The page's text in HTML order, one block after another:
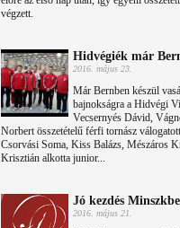
végzett.
Hidvégiék már
2016. május 23.
Már Bernben készül
bajnokságra a Hidvégi
Vecsernyés Dávid,
Norbert összetételű férfi tornász
Csorvási Soma, Kiss Balázs, Mészáros
Krisztián alkotta junior...
Jó kezdés
2016. május 21.